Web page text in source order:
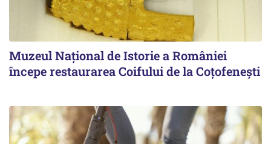
Muzeul Național de Istorie a României
începe restaurarea Coifului de la Coțofenești